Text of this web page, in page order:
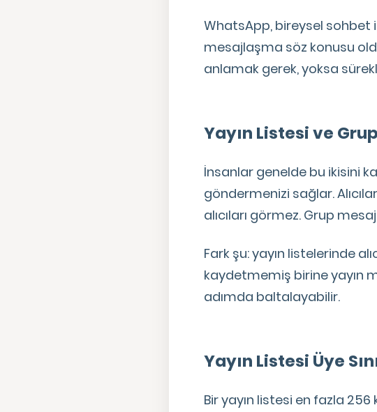
WhatsApp, bireysel sohbet
mesajlaşma söz konusu
anlamak gerek, yoksa
Yayın Listesi ve
İnsanlar genelde bu ikisini
göndermenizi sağlar.
alıcıları görmez. Grup
Fark şu: yayın listelerinde
kaydetmemiş birine yayın
adımda baltalayabilir.
Yayın Listesi Üye
Bir yayın listesi en fazla